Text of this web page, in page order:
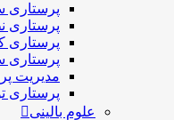
پرستاری
پرستاری
پرستاری
پرستاری
مدیریت
پرستاری
علوم بالینی